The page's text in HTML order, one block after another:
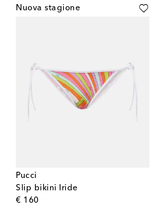
Nuova stagione
Pucci
Slip bikini Iride
€ 160
original price